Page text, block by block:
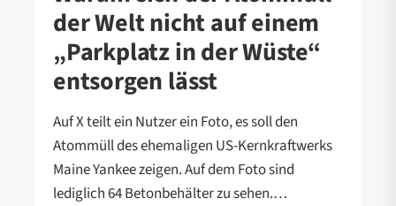
der Welt nicht auf einem
„Parkplatz in der Wüste“
entsorgen lässt
Auf X teilt ein Nutzer ein Foto, es soll den
Atommüll des ehemaligen US-Kernkraftwerks
Maine Yankee zeigen. Auf dem Foto sind
lediglich 64 Betonbehälter zu sehen.…